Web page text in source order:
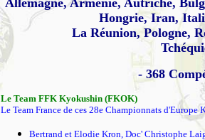
Allemagne, Arménie, Autriche,
Hongrie, Iran,
La Réunion, Pologne,
- 368
Le Team FFK Kyokushin (FKOK)
Le Team France de ces 28e Championnats d'Europe
Bertrand et Elodie Kron, Doc' Christophe